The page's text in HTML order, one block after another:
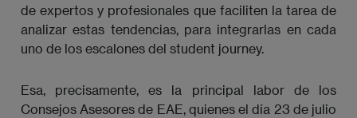
de expertos y profesionales que faciliten la tarea de
analizar estas tendencias, para integrarlas en cada
uno de los escalones del student journey.
Esa, precisamente, es la principal labor de los
Consejos Asesores de EAE, quienes el día 23 de julio